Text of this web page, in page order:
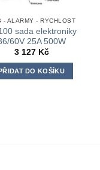
- ALARMY - RYCHLOST
sada elektroniky
60V 25A 500W
3 127 Kč
DO KOŠÍKU